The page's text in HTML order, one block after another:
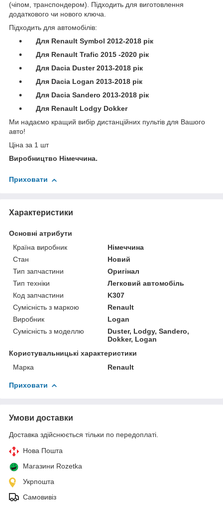
(чіпом, транспондером). Підходить для виготовлення
додаткового чи нового ключа.
Підходить для автомобілів:
Для Renault Symbol 2012-2018 рік
Для Renault Trafic 2015 -2020 рік
Для Dacia Duster 2013-2018 рік
Для Dacia Logan 2013-2018 рік
Для Dacia Sandero 2013-2018 рік
Для Renault Lodgy Dokker
Ми надаємо кращий вибір дистанційних пультів для Вашого
авто!
Ціна за 1 шт
Виробництво Німеччина.
Приховати
Характеристики
Основні атрибути
Країна виробник
Німеччина
Стан
Новий
Тип запчастини
Оригінал
Тип техніки
Легковий автомобіль
Код запчастини
K307
Сумісність з маркою
Renault
Виробник
Logan
Сумісність з моделлю
Duster, Lodgy, Sandero,
Dokker, Logan
Користувальницькі характеристики
Марка
Renault
Приховати
Умови доставки
Доставка здійснюється тільки по передоплаті.
Нова Пошта
Магазини Rozetka
Укрпошта
Самовивіз